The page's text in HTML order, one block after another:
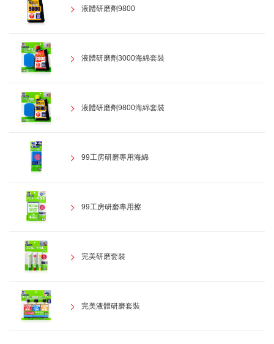
液體研磨劑9800
液體研磨劑3000海綿套裝
液體研磨劑9800海綿套裝
99工房研磨專用海綿
99工房研磨專用擦
完美研磨套裝
完美液體研磨套裝